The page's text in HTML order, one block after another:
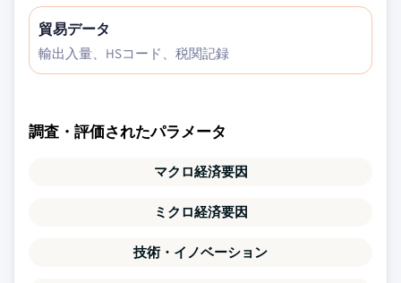
貿易データ
輸出入量、HSコード、税関記録
調査・評価されたパラメータ
マクロ経済要因
ミクロ経済要因
技術・イノベーション